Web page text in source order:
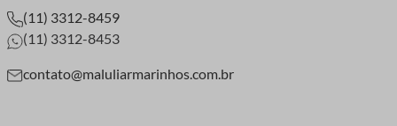
(11) 3312-8459
(11) 3312-8453
contato@maluliarmarinhos.com.br